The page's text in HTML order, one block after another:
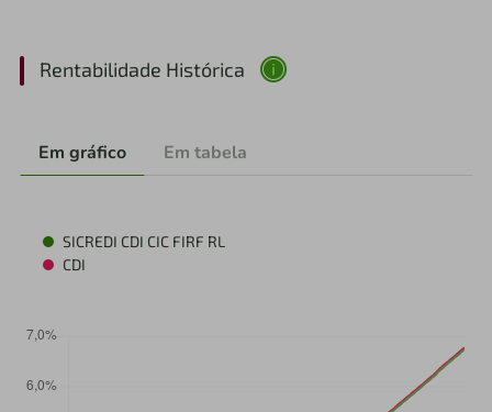
Rentabilidade Histórica
Em gráfico Em tabela
SICREDI CDI CIC FIRF RL
CDI